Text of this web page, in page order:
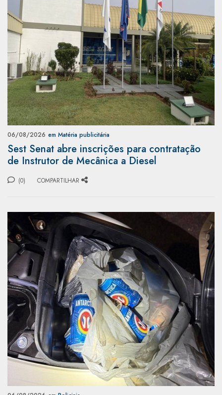
06/08/2026 em Matéria publicitária
Sest Senat abre inscrições para contratação
de Instrutor de Mecânica a Diesel
(0) COMPARTILHAR